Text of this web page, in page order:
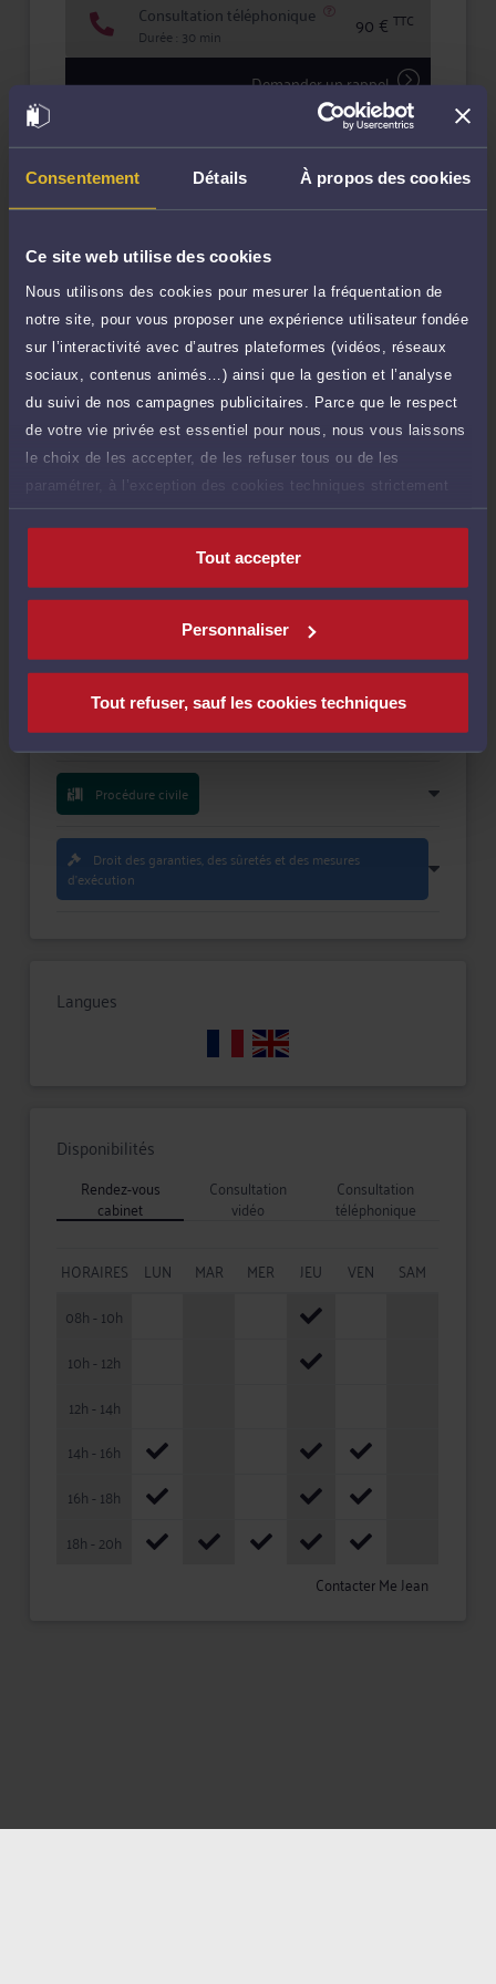
Consentement Détails À propos des cookies
Ce site web utilise des cookies
Nous utilisons des cookies pour mesurer la fréquentation de
notre site, pour vous proposer une expérience utilisateur fondée
sur l’interactivité avec d’autres plateformes (vidéos, réseaux
sociaux, contenus animés…) ainsi que la gestion et l’analyse
du suivi de nos campagnes publicitaires. Parce que le respect
de votre vie privée est essentiel pour nous, nous vous laissons
le choix de les accepter, de les refuser tous ou de les
paramétrer, à l’exception des cookies techniques strictement
nécessaires au fonctionnement du site.
Tout accepter
Personnaliser
Tout refuser, sauf les cookies techniques
Consultation téléphonique
Durée : 30 min 90 € TTC
Demander un rappel
Question simple
Réponse concise à votre question (moins
de 1.000 caractères)
90 €
TTC
Consultation écrite
Etude de votre dossier + possibilité
d'ajout d'une pièce jointe
180 €
TTC
Consulter par écrit
Payer des honoraires ou une facture
Vous souhaitez payer une facture ou des
honoraires à l’avocat par Carte Bancaire.
Payer
Compétences
Procédure d'appel
Procédure civile
Droit des garanties, des sûretés et des mesures
d'exécution
Langues
Disponibilités
Rendez-vous
cabinet
Consultation
vidéo
Consultation
téléphonique
HORAIRES LUN MAR MER JEU VEN
SAM
08h - 10h
10h - 12h
12h - 14h
14h - 16h
16h - 18h
18h - 20h
Contacter Me Jean